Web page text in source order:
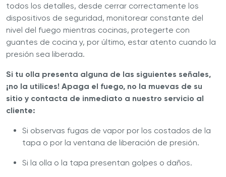
todos los detalles, desde cerrar correctamente los
dispositivos de seguridad, monitorear constante del
nivel del fuego mientras cocinas, protegerte con
guantes de cocina y, por último, estar atento cuando la
presión sea liberada.
Si tu olla presenta alguna de las siguientes señales,
¡no la utilices! Apaga el fuego, no la muevas de su
sitio y contacta de inmediato a nuestro servicio al
cliente:
Si observas fugas de vapor por los costados de la
tapa o por la ventana de liberación de presión.
Si la olla o la tapa presentan golpes o daños.